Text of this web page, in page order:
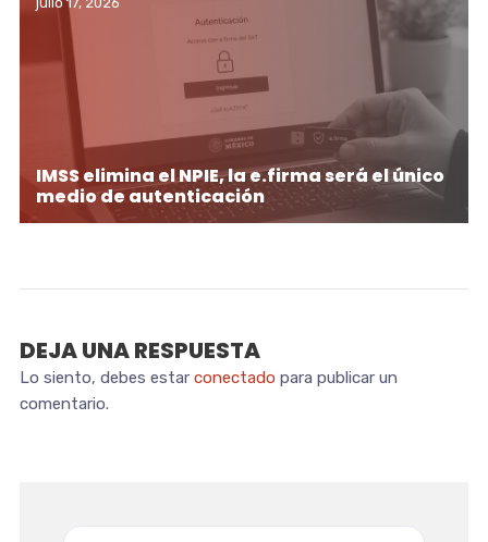
IMSS elimina el NPIE, la e.firma será el único
medio de autenticación
DEJA UNA RESPUESTA
Lo siento, debes estar conectado para publicar un
comentario.